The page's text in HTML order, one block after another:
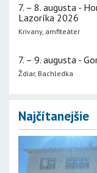
7. – 8. augusta -
Lazoríka 2026
Krivany, amfiteáter
7. – 9. augusta -
Ždiar, Bachledka
Najčítanejšie